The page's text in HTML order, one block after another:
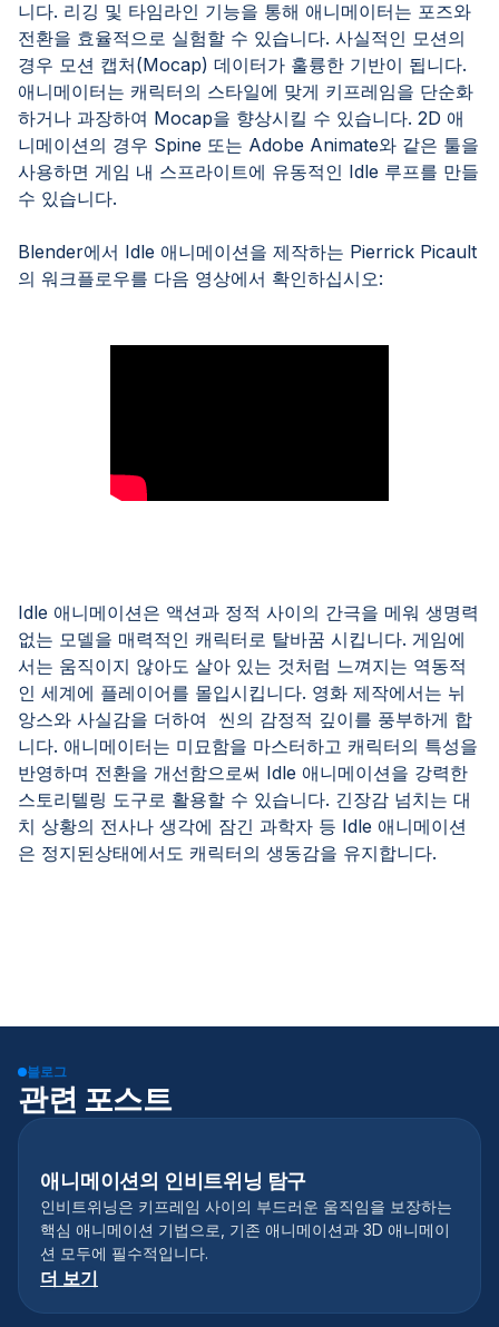
니다. 리깅 및 타임라인 기능을 통해 애니메이터는 포즈와
전환을 효율적으로 실험할 수 있습니다. 사실적인 모션의
경우 모션 캡처(Mocap) 데이터가 훌륭한 기반이 됩니다.
애니메이터는 캐릭터의 스타일에 맞게 키프레임을 단순화
하거나 과장하여 Mocap을 향상시킬 수 있습니다. 2D 애
니메이션의 경우 Spine 또는 Adobe Animate와 같은 툴을
사용하면 게임 내 스프라이트에 유동적인 Idle 루프를 만들
수 있습니다.
Blender에서 Idle 애니메이션을 제작하는 Pierrick Picault
의 워크플로우를 다음 영상에서 확인하십시오:
Idle 애니메이션은 액션과 정적 사이의 간극을 메워 생명력
없는 모델을 매력적인 캐릭터로 탈바꿈 시킵니다. 게임에
서는 움직이지 않아도 살아 있는 것처럼 느껴지는 역동적
인 세계에 플레이어를 몰입시킵니다. 영화 제작에서는 뉘
앙스와 사실감을 더하여 씬의 감정적 깊이를 풍부하게 합
니다. 애니메이터는 미묘함을 마스터하고 캐릭터의 특성을
반영하며 전환을 개선함으로써 Idle 애니메이션을 강력한
스토리텔링 도구로 활용할 수 있습니다. 긴장감 넘치는 대
치 상황의 전사나 생각에 잠긴 과학자 등 Idle 애니메이션
은 정지된상태에서도 캐릭터의 생동감을 유지합니다.
블로그
관련 포스트
애니메이션의 인비트위닝 탐구
인비트위닝은 키프레임 사이의 부드러운 움직임을 보장하는
핵심 애니메이션 기법으로, 기존 애니메이션과 3D 애니메이
션 모두에 필수적입니다.
더 보기